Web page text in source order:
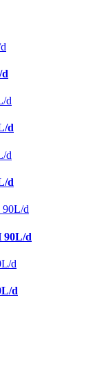
d
d
90L/d
d